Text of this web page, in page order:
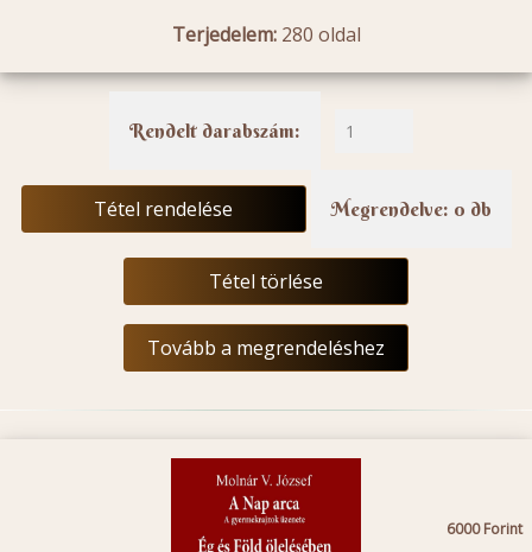
Terjedelem:280 oldal
Rendelt darabszám:
Tétel rendelése Megrendelve: 0 db
Tétel törlése
Tovább a megrendeléshez
6000